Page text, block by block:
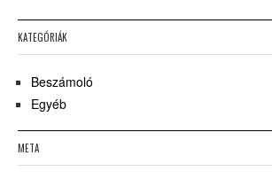
KATEGÓRIÁK
Beszámoló
Egyéb
META